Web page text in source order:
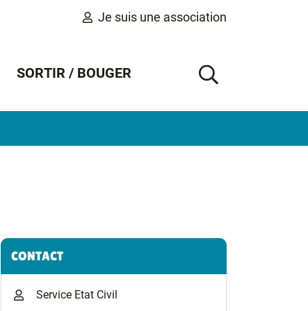
Je suis une association
SORTIR / BOUGER
AFFICHER
Informations complémentaires
CONTACT
Service Etat Civil